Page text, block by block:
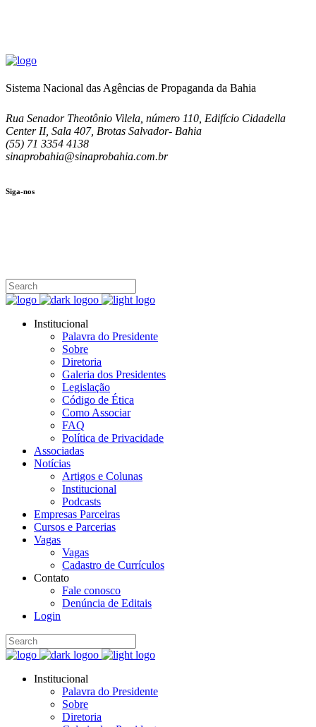
Sistema Nacional das Agências de Propaganda da Bahia
Rua Senador Theotônio Vilela, número 110, Edifício Cidadella
Center II, Sala 407, Brotas Salvador- Bahia
(55) 71 3354 4138
sinaprobahia@sinaprobahia.com.br
Siga-nos
Institucional
Palavra do Presidente
Sobre
Diretoria
Galeria dos Presidentes
Legislação
Código de Ética
Como Associar
FAQ
Política de Privacidade
Associadas
Notícias
Artigos e Colunas
Institucional
Podcasts
Empresas Parceiras
Cursos e Parcerias
Vagas
Vagas
Cadastro de Currículos
Contato
Fale conosco
Denúncia de Editais
Login
Institucional
Palavra do Presidente
Sobre
Diretoria